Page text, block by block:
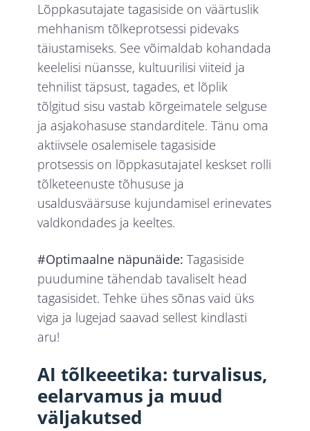
Lõppkasutajate tagasiside on väärtuslik
mehhanism tõlkeprotsessi pidevaks
täiustamiseks. See võimaldab kohandada
keelelisi nüansse, kultuurilisi viiteid ja
tehnilist täpsust, tagades, et lõplik
tõlgitud sisu vastab kõrgeimatele selguse
ja asjakohasuse standarditele. Tänu oma
aktiivsele osalemisele tagasiside
protsessis on lõppkasutajatel keskset rolli
tõlketeenuste tõhususe ja
usaldusväärsuse kujundamisel erinevates
valdkondades ja keeltes.
#Optimaalne näpunäide:Tagasiside
puudumine tähendab tavaliselt head
tagasisidet. Tehke ühes sõnas vaid üks
viga ja lugejad saavad sellest kindlasti
aru!
AI tõlkeeetika: turvalisus,
eelarvamus ja muud
väljakutsed